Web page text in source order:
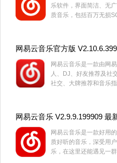
乐软件，界面简洁、无
质音乐，包括百万无损
网易云音乐官方版
网易云音乐是一款由网
人、DJ、好友推荐及社
社交、大牌推荐和音乐
网易云音乐 V2.9.9.199909 最
网易云音乐是一款好用
质好听的音乐，深受用
乐，在这里还能遇见一